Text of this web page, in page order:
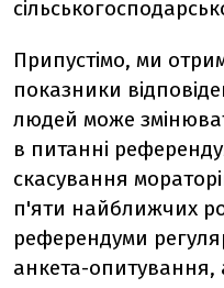
Припустімо, ми
показники
людей може
в питанні
скасування
п'яти найближчих
референдуми
анкета-